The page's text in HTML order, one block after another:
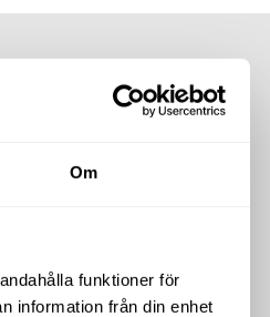
Om
funktioner för
information från din enhet